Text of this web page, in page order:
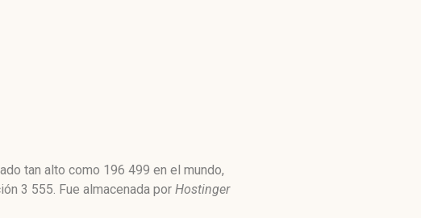
tan alto como 196 499 en el mundo,
3 555. Fue almacenada por Hostinger